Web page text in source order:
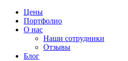
Цены
Портфолио
О нас
Наши сотрудники
Отзывы
Блог